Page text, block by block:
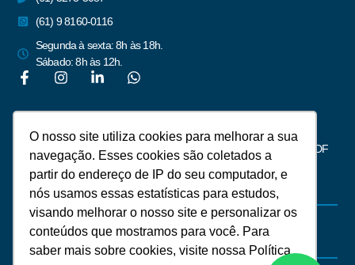
O nosso site utiliza cookies para melhorar a sua
navegação. Esses cookies são coletados a
partir do endereço de IP do seu computador, e
nós usamos essas estatísticas para estudos,
visando melhorar o nosso site e personalizar os
conteúdos que mostramos para você. Para
saber mais sobre cookies, visite nossa Política
(61) 9 8160-0116
Segunda à sexta: 8h às 18h.
Sábado: 8h às 12h.
Newsletter
Assine para receber notícias do mercado imobiliário de Brasília – DF